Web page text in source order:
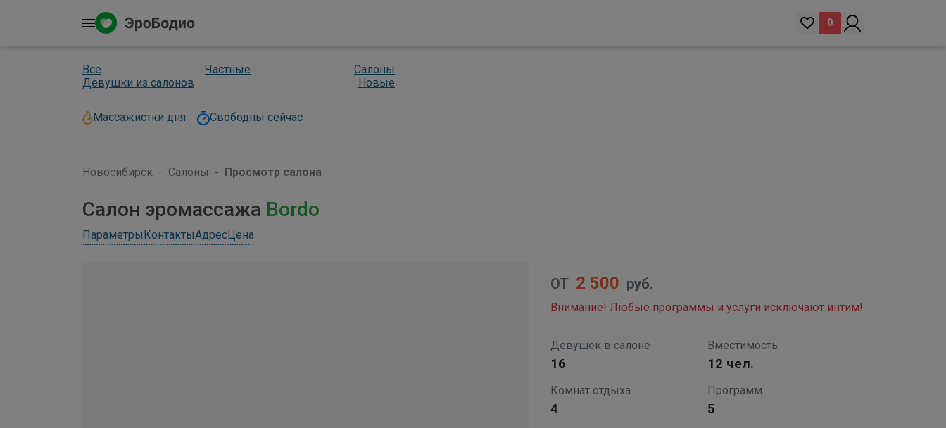
0
Все Частные
Салоны
Девушки из салонов
Новые
Массажистки дня Свободны сейчас
Новосибирск Салоны Просмотр салона
Салон эромассажа Bordo
ПараметрыКонтактыАдресЦена
ОТ 2 500 руб.
Внимание! Любые программы и услуги исключают интим!
Девушек в салоне
16
Вместимость
12 чел.
Комнат отдыха
4
Программ
5